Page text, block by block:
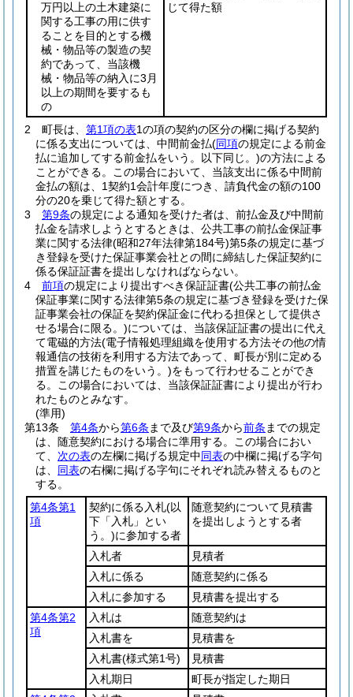
万円以上の土木建築に
関する工事の用に供す
ることを目的とする機
械・物品等の製造の契
約であって、当該機
械・物品等の納入に3月
以上の期間を要するも
の
じて得た額
2 町長は、 第1項の表1の項の契約の区分の欄に掲げる契約
に係る支出については、中間前金払(同項の規定による前金
払に追加してする前金払をいう。以下同じ。)の方法による
ことができる。
この場合において、当該支出に係る中間前
金払の額は、1契約1会計年度につき、請負代金の額の100
分の20を乗じて得た額とする。
3
第9条の規定による通知を受けた者は、前払金及び中間前
払金を請求しようとするときは、公共工事の前払金保証事
業に関する法律(昭和27年法律第184号)第5条の規定に基づ
き登録を受けた保証事業会社との間に締結した保証契約に
係る保証証書を提出しなければならない。
4
前項の規定により提出すべき保証証書(公共工事の前払金
保証事業に関する法律第5条の規定に基づき登録を受けた保
証事業会社の保証を契約保証金に代わる担保として提供さ
せる場合に限る。)については、当該保証証書の提出に代え
て電磁的方法(電子情報処理組織を使用する方法その他の情
報通信の技術を利用する方法であって、町長が別に定める
措置を講じたものをいう。)をもって行わせることができ
る。
この場合においては、当該保証証書により提出が行わ
れたものとみなす。
(準用)
第13条
第4条から第6条 まで及び第9条から前条 までの規定
は、随意契約における場合に準用する。
この場合におい
て、 次の表の左欄に掲げる規定中同表の中欄に掲げる字句
は、 同表の右欄に掲げる字句にそれぞれ読み替えるものと
する。
第4条第1
項
契約に係る入札(以
下「入札」とい
う。)に参加する者
随意契約について見積書
を提出しようとする者
入札者
見積者
入札に係る
随意契約に係る
入札に参加する
見積書を提出する
第4条第2
項
入札は
随意契約は
入札書を
見積書を
入札書(様式第1号)
見積書
入札期日
町長が指定した期日